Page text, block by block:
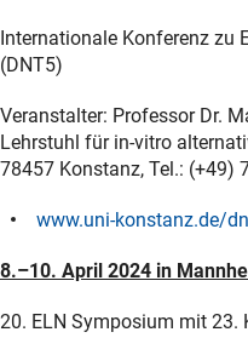
Internationale Konferenz zu
(DNT5)
Veranstalter: Professor Dr.
Lehrstuhl für in-vitro
78457 Konstanz, Tel.: (+49)
www.uni-konstanz.de/
8.–10. April 2024 in
20. ELN Symposium mit 23.